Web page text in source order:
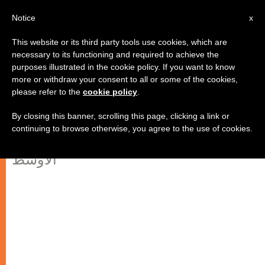
كندا تتحرك حيال أزمة الشرق!
دعوات للصلاة والصوم تلبية لنداء البابا
الأوسط
x
Notice
This website or its third party tools use cookies, which are
necessary to its functioning and required to achieve the
purposes illustrated in the cookie policy. If you want to know
more or withdraw your consent to all or some of the cookies,
please refer to the cookie policy
By closing this banner, scrolling this page, clicking a link or
continuing to browse otherwise, you agree to the use of cookies.